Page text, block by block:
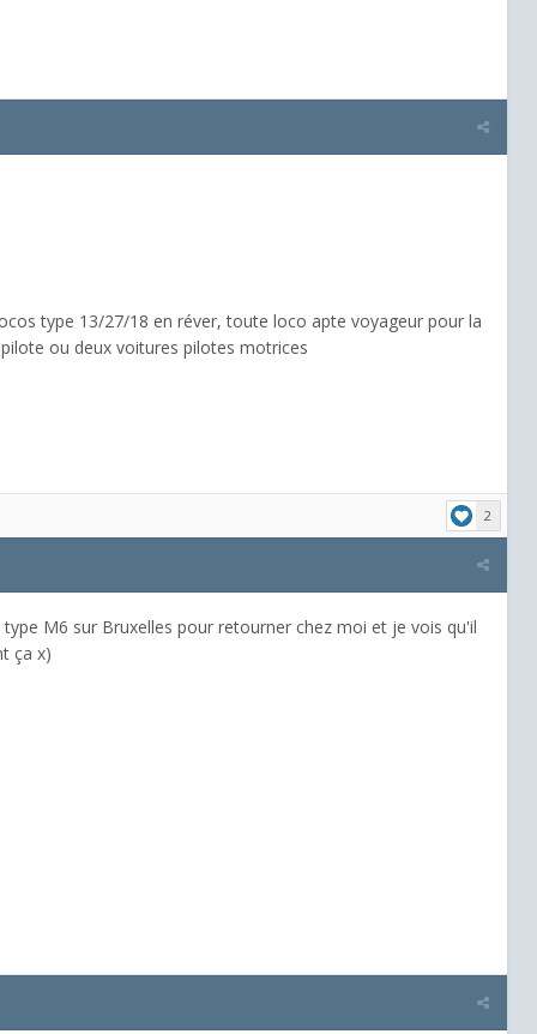
type 13/27/18 en réver, toute loco apte voyageur pour la
ou deux voitures pilotes motrices
2
M6 sur Bruxelles pour retourner chez moi et je vois qu'il
ça x)